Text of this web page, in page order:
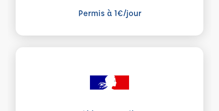
Permis à 1€/jour